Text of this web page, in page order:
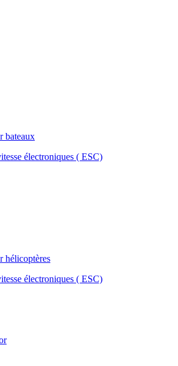
bateaux
électroniques ( ESC)
hélicoptères
électroniques ( ESC)